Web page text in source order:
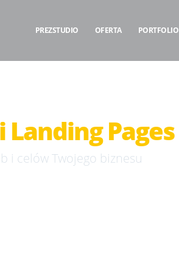
PREZSTUDIO OFERTA PORTFOLIO
Pages
i celów Twojego biznesu